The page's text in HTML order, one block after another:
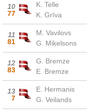
10
77
K. Telle
K. Grīva
11
81
M. Vavilovs
G. Miķelsons
12
83
G. Bremze
E. Bremze
13
7
E. Hermanis
G. Veilands